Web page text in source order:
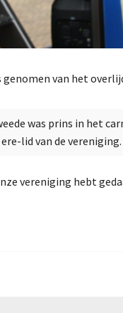
van het
was prins in het
lid van de vereniging.
vereniging hebt